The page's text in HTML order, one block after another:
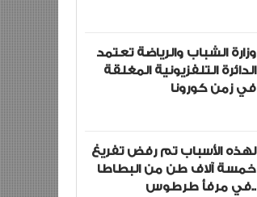
وزارة الشباب والرياضة تعتمد
الدائرة التلفزيونية المغلقة
في زمن كورونا
لهذه الأسباب تم رفض تفريغ
خمسة آلاف طن من البطاطا
في مرفأ طرطوس..